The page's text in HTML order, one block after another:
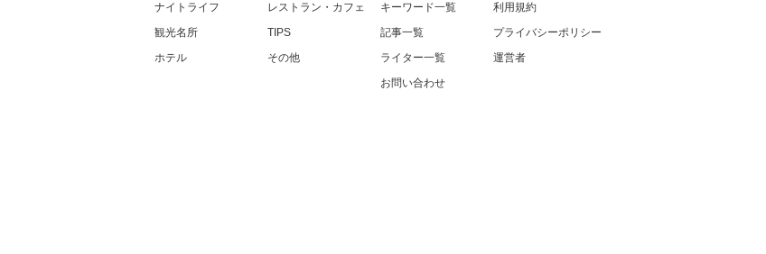
ナイトライフ
観光名所
ホテル
レストラン・カフェ
TIPS
その他
キーワード一覧
記事一覧
ライター一覧
お問い合わせ
利用規約
プライバシーポリシー
運営者